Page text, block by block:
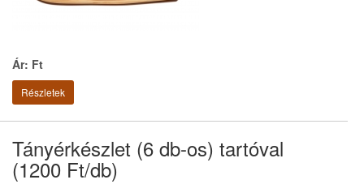
Ár: Ft
Részletek
Tányérkészlet (6 db-os) tartóval
(1200 Ft/db)